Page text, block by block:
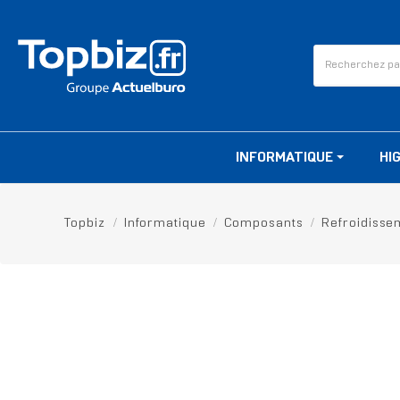
INFORMATIQUE
Topbiz Informatique Composants